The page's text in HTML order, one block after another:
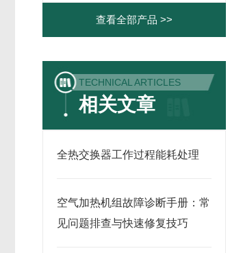
查看全部产品 >>
TECHNICAL ARTICLES
相关文章
全热交换器工作过程能耗处理
空气加热机组故障诊断手册：常
见问题排查与快速修复技巧